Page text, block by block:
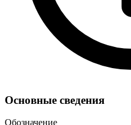
Основные сведения
Обозначение